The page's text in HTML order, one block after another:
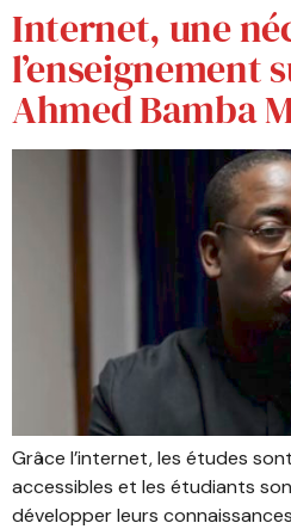
Internet, une
l’enseignement
Ahmed Bamba
Grâce l’internet, les études
accessibles et les étudiants
développer leurs